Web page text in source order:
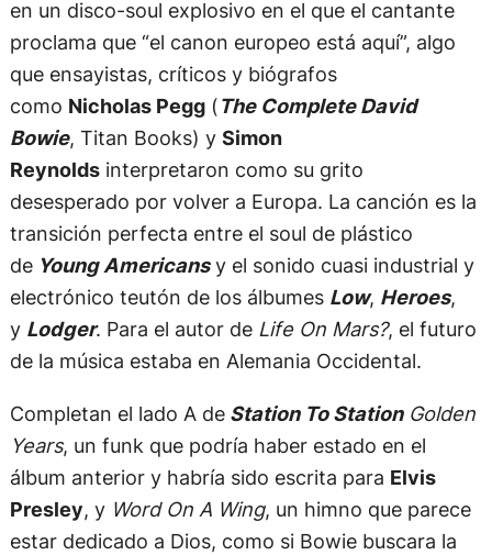
en un disco-soul explosivo en el que el cantante
proclama que “el canon europeo está aquí”, algo
que ensayistas, críticos y biógrafos
como Nicholas Pegg(The Complete David
Bowie, Titan Books) y Simon
Reynoldsinterpretaron como su grito
desesperado por volver a Europa. La canción es la
transición perfecta entre el soul de plástico
deYoung Americansy el sonido cuasi industrial y
electrónico teutón de los álbumes Low, Heroes,
y Lodger. Para el autor de Life On Mars?, el futuro
de la música estaba en Alemania Occidental.
Completan el lado A deStation To Station Golden
Years, un funk que podría haber estado en el
álbum anterior y habría sido escrita para Elvis
Presley, y Word On A Wing, un himno que parece
estar dedicado a Dios, como si Bowie buscara la